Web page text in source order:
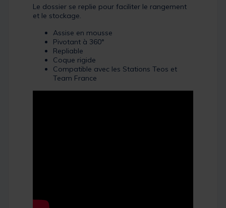
Le dossier se replie pour faciliter le rangement
et le stockage.
Assise en mousse
Pivotant à 360°
Repliable
Coque rigide
Compatible avec les Stations Teos et
Team France